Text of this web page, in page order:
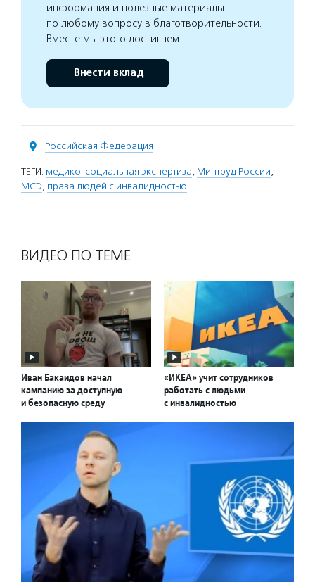
информация и полезные материалы
по любому вопросу в благотворительности.
Вместе мы этого достигнем
Внести вклад
Российская Федерация
ТЕГИ: медико-социальная экспертиза, Минтруд России,
МСЭ, права людей с инвалидностью
ВИДЕО ПО ТЕМЕ
Иван Бакаидов начал
кампанию за доступную
и безопасную среду
«ИКЕА» учит сотрудников
работать с людьми
с инвалидностью